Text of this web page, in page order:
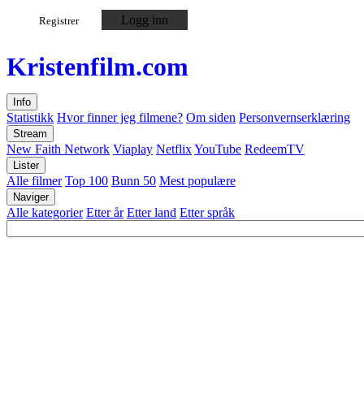
Registrer Logg inn
Kristenfilm.com
Info
Statistikk Hvor finner jeg filmene? Om siden Personvernserklæring
Stream
New Faith Network Viaplay NetflixYouTube RedeemTV
Lister
Alle filmer Top 100 Bunn 50 Mest populære
Naviger
Alle kategorier Etter år Etter land Etter språk